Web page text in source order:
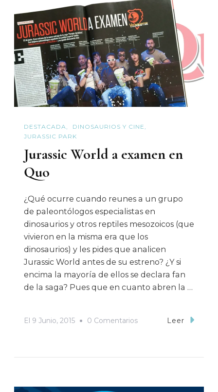
DESTACADA
DINOSAURIOS Y CINE
JURASSIC PARK
Jurassic World a examen en
Quo
¿Qué ocurre cuando reunes a un grupo
de paleontólogos especialistas en
dinosaurios y otros reptiles mesozoicos (que
vivieron en la misma era que los
dinosaurios) y les pides que analicen
Jurassic World antes de su estreno? ¿Y si
encima la mayoría de ellos se declara fan
de la saga? Pues que en cuanto abren la …
El 9 Junio, 2015 0 ComentariosEn
Leer